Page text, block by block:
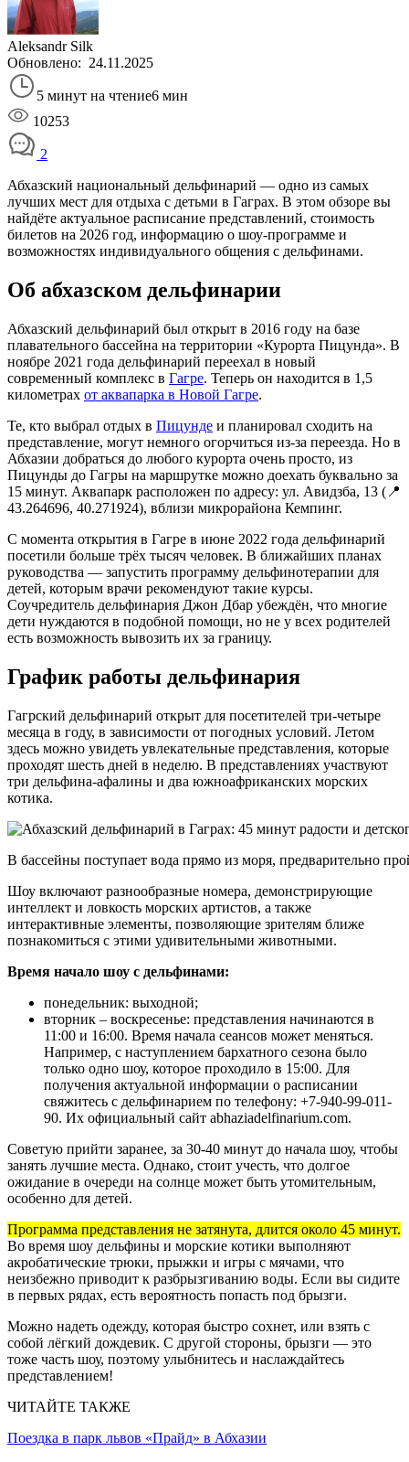
Aleksandr Silk
Обновлено: 24.11.2025
5 минут на чтение6 мин
10253
2
Абхазский национальный дельфинарий — одно из самых
лучших мест для отдыха с детьми в Гаграх. В этом обзоре вы
найдёте актуальное расписание представлений, стоимость
билетов на 2026 год, информацию о шоу-программе и
возможностях индивидуального общения с дельфинами.
Об абхазском дельфинарии
Абхазский дельфинарий был открыт в 2016 году на базе
плавательного бассейна на территории «Курорта Пицунда». В
ноябре 2021 года дельфинарий переехал в новый
современный комплекс в Гагре. Теперь он находится в 1,5
километрах от аквапарка в Новой Гагре.
Те, кто выбрал отдых в Пицунде и планировал сходить на
представление, могут немного огорчиться из-за переезда. Но в
Абхазии добраться до любого курорта очень просто, из
Пицунды до Гагры на маршрутке можно доехать буквально за
15 минут. Аквапарк расположен по адресу: ул. Авидзба, 13 (📍
43.264696, 40.271924), вблизи микрорайона Кемпинг.
С момента открытия в Гагре в июне 2022 года дельфинарий
посетили больше трёх тысяч человек. В ближайших планах
руководства — запустить программу дельфинотерапии для
детей, которым врачи рекомендуют такие курсы.
Соучредитель дельфинария Джон Дбар убеждён, что многие
дети нуждаются в подобной помощи, но не у всех родителей
есть возможность вывозить их за границу.
График работы дельфинария
Гагрский дельфинарий открыт для посетителей три-четыре
месяца в году, в зависимости от погодных условий. Летом
здесь можно увидеть увлекательные представления, которые
проходят шесть дней в неделю. В представлениях участвуют
три дельфина-афалины и два южноафриканских морских
котика.
В бассейны поступает вода прямо из моря, предварительно
Шоу включают разнообразные номера, демонстрирующие
интеллект и ловкость морских артистов, а также
интерактивные элементы, позволяющие зрителям ближе
познакомиться с этими удивительными животными.
Время начало шоу с дельфинами:
понедельник: выходной;
вторник – воскресенье: представления начинаются в
11:00 и 16:00. Время начала сеансов может меняться.
Например, с наступлением бархатного сезона было
только одно шоу, которое проходило в 15:00. Для
получения актуальной информации о расписании
свяжитесь с дельфинарием по телефону: +7-940-99-011-
90. Их официальный сайт abhaziadelfinarium.com.
Советую прийти заранее, за 30-40 минут до начала шоу, чтобы
занять лучшие места. Однако, стоит учесть, что долгое
ожидание в очереди на солнце может быть утомительным,
особенно для детей.
Программа представления не затянута, длится около 45 минут.
Во время шоу дельфины и морские котики выполняют
акробатические трюки, прыжки и игры с мячами, что
неизбежно приводит к разбрызгиванию воды. Если вы сидите
в первых рядах, есть вероятность попасть под брызги.
Можно надеть одежду, которая быстро сохнет, или взять с
собой лёгкий дождевик. С другой стороны, брызги — это
тоже часть шоу, поэтому улыбнитесь и наслаждайтесь
представлением!
ЧИТАЙТЕ ТАКЖЕ
Поездка в парк львов «Прайд» в Абхазии